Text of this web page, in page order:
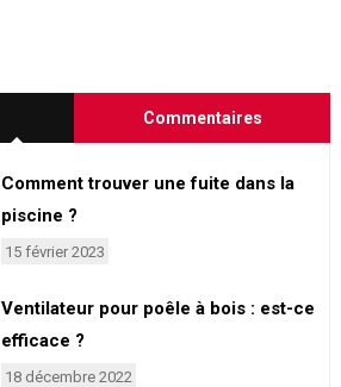
Commentaires
Comment trouver une fuite dans la
piscine ?
15 février 2023
Ventilateur pour poêle à bois : est-ce
efficace ?
18 décembre 2022